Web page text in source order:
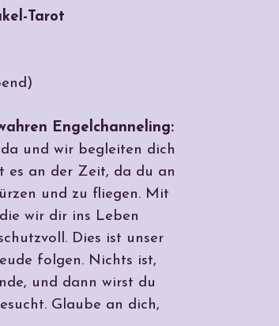
Tarot
Engelchanneling:
und wir begleiten dich
es an der Zeit, da du an
und zu fliegen. Mit
wir dir ins Leben
Dies ist unser
folgen. Nichts ist,
und dann wirst du
Glaube an dich,